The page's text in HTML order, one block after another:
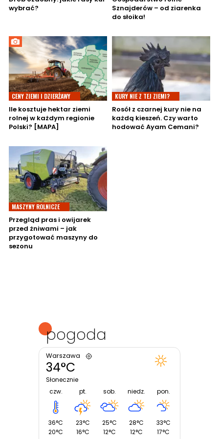
wybrać?
Sznajderów – od ziarenka
do słoika!
CENY ZIEMI I DZIERŻAWY
Ile kosztuje hektar ziemi
rolnej w każdym regionie
Polski? [MAPA]
KURY NIE Z TEJ ZIEMI?
Rosół z czarnej kury nie na
każdą kieszeń. Czy warto
hodować Ayam Cemani?
MASZYNY ROLNICZE
Przegląd pras i owijarek
przed żniwami – jak
przygotować maszyny do
sezonu
pogoda
Warszawa
34°C
Słonecznie
czw.
36°C
20°C
pt.
23°C
16°C
sob.
25°C
12°C
niedz.
28°C
12°C
pon.
33°C
17°C